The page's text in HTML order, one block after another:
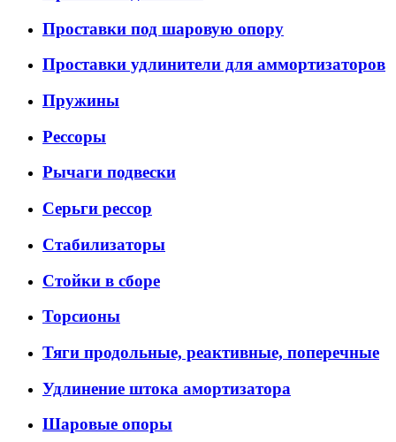
Проставки под шаровую опору
Проставки удлинители для аммортизаторов
Пружины
Рессоры
Рычаги подвески
Серьги рессор
Стабилизаторы
Стойки в сборе
Торсионы
Тяги продольные, реактивные, поперечные
Удлинение штока амортизатора
Шаровые опоры